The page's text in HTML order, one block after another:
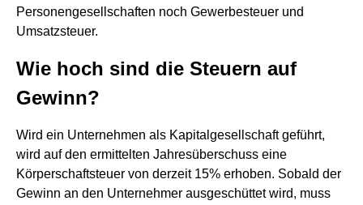
Personengesellschaften noch Gewerbesteuer und
Umsatzsteuer.
Wie hoch sind die Steuern auf
Gewinn?
Wird ein Unternehmen als Kapitalgesellschaft geführt,
wird auf den ermittelten Jahresüberschuss eine
Körperschaftsteuer von derzeit 15% erhoben. Sobald der
Gewinn an den Unternehmer ausgeschüttet wird, muss